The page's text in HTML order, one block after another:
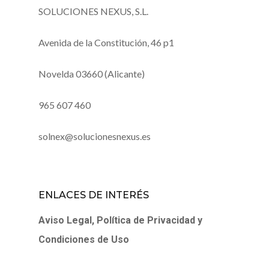
SOLUCIONES NEXUS, S.L.
Avenida de la Constitución, 46 p1
Novelda 03660 (Alicante)
965 607 460
solnex@solucionesnexus.es
ENLACES DE INTERÉS
Aviso Legal, Política de Privacidad y
Condiciones de Uso